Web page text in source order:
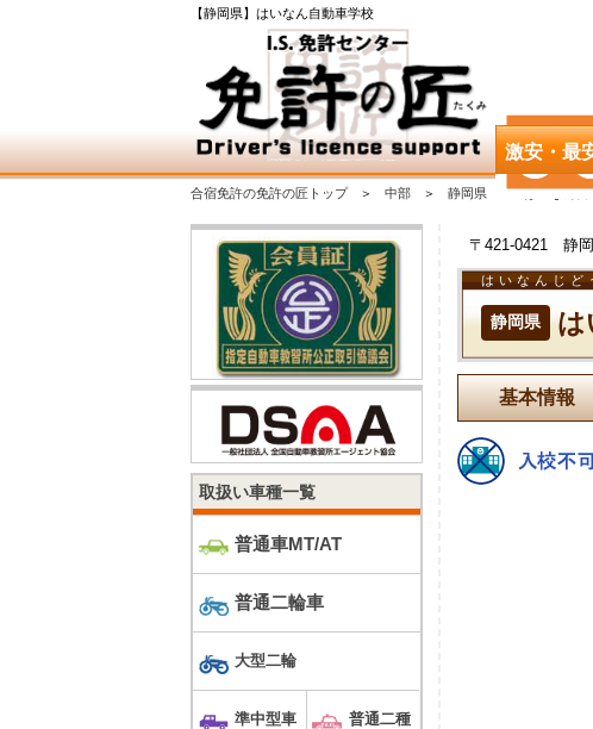
【静岡県】はいなん自動車学校
激安・最
合宿免許の免許の匠トップ 中部 静岡県 はいなん自
〒421-0421 静
静岡県 は
はいなんじど
基本情報
取扱い車種一覧
普通車MT/AT
普通二輪車
大型二輪
準中型車 普通二種